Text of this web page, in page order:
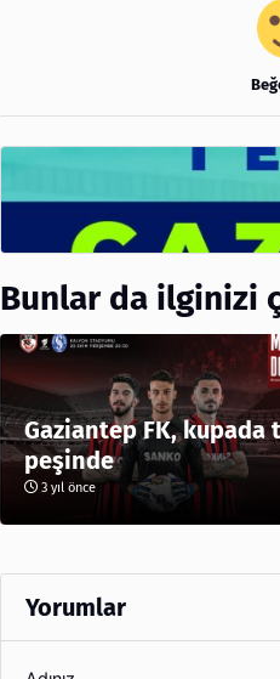
Bunlar da ilginizi
Gaziantep FK, kupada
peşinde
3 yıl önce
Yorumlar